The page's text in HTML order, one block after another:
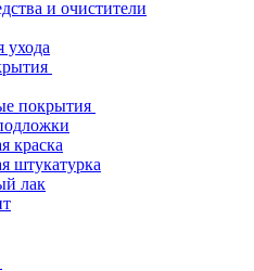
и очистители
ухода
покрытия
краска
штукатурка
лак